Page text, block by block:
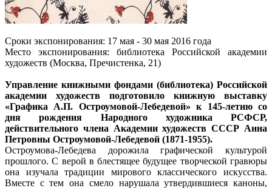
Сроки экспонирования: 17 мая - 30 мая 2016 года
Место экспонирования: библиотека Российской академии
художеств (Москва, Пречистенка, 21)
Управление книжными фондами (библиотека) Российской
академии художеств подготовило книжную выставку
«Графика А.П. Остроумовой-Лебедевой» к 145-летию со
дня рождения Народного художника РСФСР,
действительного члена Академии художеств СССР Анна
Петровны Остроумовой-Лебедевой (1871-1955).
Остроумова-Лебедева дорожила графической культурой
прошлого. С верой в блестящее будущее творческой гравюры
она изучала традиции мирового классического искусства.
Вместе с тем она смело нарушала утвердившиеся каноны,